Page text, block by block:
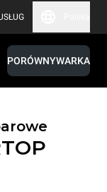
PORÓWNYWARKA